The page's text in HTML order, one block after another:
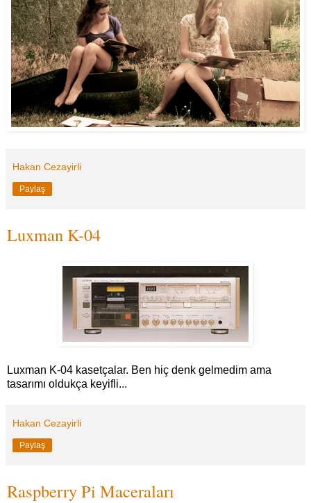
Hakan Cezayirli
Paylaş
Luxman K-04
Luxman K-04 kasetçalar. Ben hiç denk gelmedim ama
tasarımı oldukça keyifli...
Hakan Cezayirli
Paylaş
Raspberry Pi Maceraları